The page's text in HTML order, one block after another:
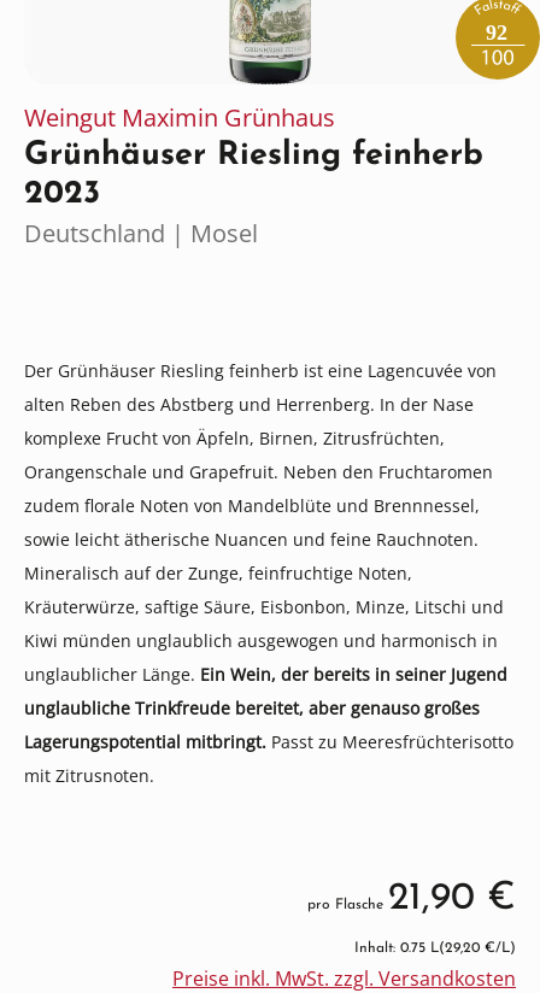
92
Weingut Maximin Grünhaus
Grünhäuser Riesling feinherb
2023
Deutschland | Mosel
Der Grünhäuser Riesling feinherb ist eine Lagencuvée von
alten Reben des Abstberg und Herrenberg. In der Nase
komplexe Frucht von Äpfeln, Birnen, Zitrusfrüchten,
Orangenschale und Grapefruit. Neben den Fruchtaromen
zudem florale Noten von Mandelblüte und Brennnessel,
sowie leicht ätherische Nuancen und feine Rauchnoten.
Mineralisch auf der Zunge, feinfruchtige Noten,
Kräuterwürze, saftige Säure, Eisbonbon, Minze, Litschi und
Kiwi münden unglaublich ausgewogen und harmonisch in
unglaublicher Länge. Ein Wein, der bereits in seiner Jugend
unglaubliche Trinkfreude bereitet, aber genauso großes
Lagerungspotential mitbringt. Passt zu Meeresfrüchterisotto
mit Zitrusnoten.
pro Flasche 21,90 €
Inhalt: 0.75 L(29,20 €/L)
Preise inkl. MwSt. zzgl. Versandkosten